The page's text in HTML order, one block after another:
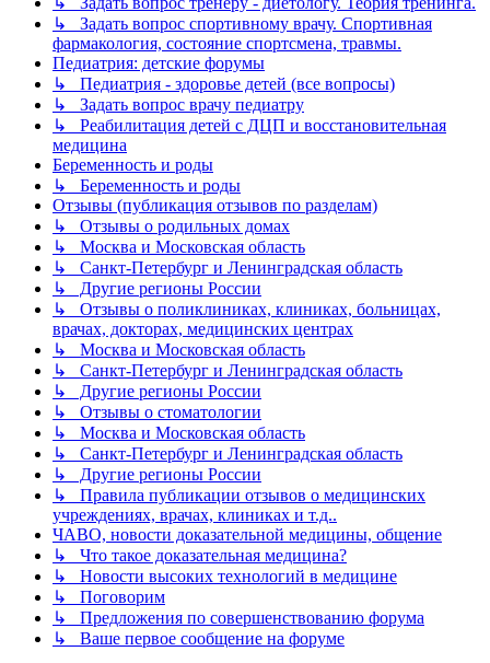
↳ Задать вопрос спортивному врачу. Спортивная
фармакология, состояние спортсмена, травмы.
Педиатрия: детские форумы
↳ Педиатрия - здоровье детей (все вопросы)
↳ Задать вопрос врачу педиатру
↳ Реабилитация детей с ДЦП и восстановительная
медицина
Беременность и роды
↳ Беременность и роды
Отзывы (публикация отзывов по разделам)
↳ Отзывы о родильных домах
↳ Москва и Московская область
↳ Санкт-Петербург и Ленинградская область
↳ Другие регионы России
↳ Отзывы о поликлиниках, клиниках, больницах,
врачах, докторах, медицинских центрах
↳ Москва и Московская область
↳ Санкт-Петербург и Ленинградская область
↳ Другие регионы России
↳ Отзывы о стоматологии
↳ Москва и Московская область
↳ Санкт-Петербург и Ленинградская область
↳ Другие регионы России
↳ Правила публикации отзывов о медицинских
учреждениях, врачах, клиниках и т.д..
ЧАВО, новости доказательной медицины, общение
↳ Что такое доказательная медицина?
↳ Новости высоких технологий в медицине
↳ Поговорим
↳ Предложения по совершенствованию форума
↳ Ваше первое сообщение на форуме